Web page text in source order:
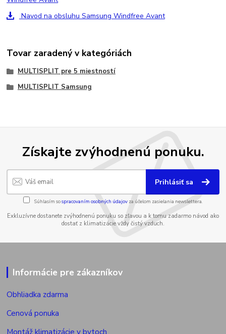
Navod na obsluhu Samsung Windfree Avant
Tovar zaradený v kategóriách
MULTISPLIT pre 5 miestností
MULTISPLIT Samsung
Získajte zvýhodnenú ponuku.
Prihlásiť sa
Súhlasím sospracovaním osobných údajov za účelom zasielania newslettera.
Exkluzívne dostanete zvýhodnenú ponuku so zľavou a k tomu zadarmo návod ako
dostať z klimatizácie vždy čistý vzduch.
Informácie pre zákazníkov
Obhliadka zdarma
Cenová ponuka
Montáž klimatizácie v bytoch